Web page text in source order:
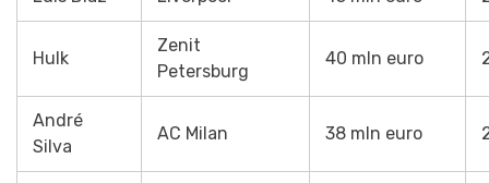
Hulk
Zenit
Petersburg
40 mln euro
André
Silva
AC Milan 38 mln euro